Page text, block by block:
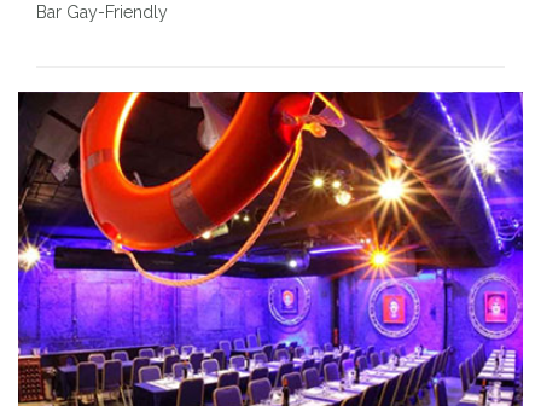
Bar Gay-Friendly